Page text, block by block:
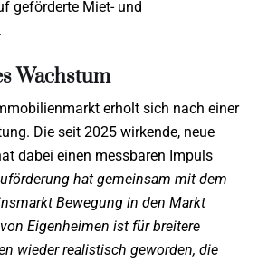
geförderte Miet- und
Wachstum
erholt sich nach einer
Die seit 2025 wirkende, neue
dabei einen messbaren Impuls
hat gemeinsam mit dem
Bewegung in den Markt
Eigenheimen ist für breitere
wieder realistisch geworden, die